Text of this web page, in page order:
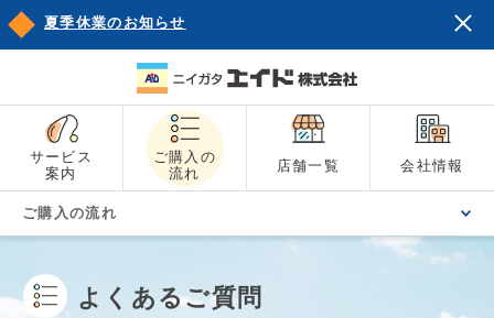
夏季休業のお知らせ
サービス
案内
ご購入の
流れ
店舗一覧 会社情報
ご購入の流れ
よくあるご質問